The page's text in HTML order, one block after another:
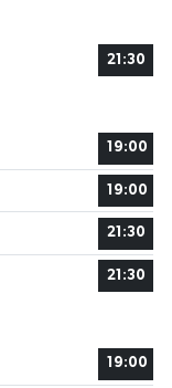
21:30
19:00
19:00
21:30
21:30
19:00